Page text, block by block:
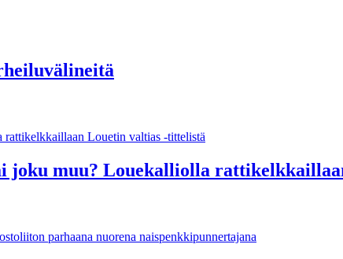
joku muu? Louekalliolla